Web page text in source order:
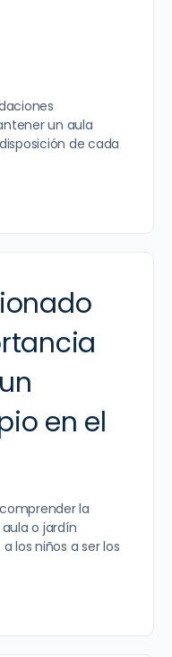
un aula
de cada
en el
la
o jardín
los niños a ser los